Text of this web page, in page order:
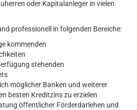
oder Kapitalanleger in vielen
professionell in folgenden Bereiche:
kommenden
stehenden
möglicher Banken und weiterer
besten Kreditzins zu erzielen
öffentlicher Förderdarlehen und